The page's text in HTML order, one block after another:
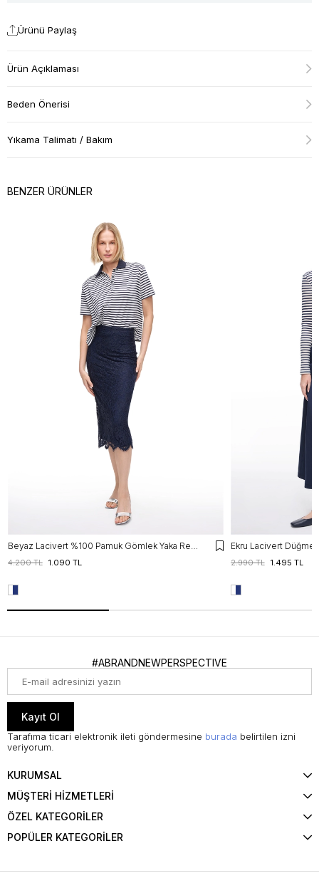
Ürünü Paylaş
Ürün Açıklaması
Beden Önerisi
Yıkama Talimatı / Bakım
BENZER ÜRÜNLER
Beyaz Lacivert %100 Pamuk Gömlek Yaka Regular Fit Tişört
1.090 TL
4.200 TL 1.495 TL
2.990 TL
#ABRANDNEWPERSPECTIVE
Kayıt Ol
Tarafıma ticari elektronik ileti göndermesine burada belirtilen izni
veriyorum.
KURUMSAL
MÜŞTERİ HİZMETLERİ
ÖZEL KATEGORİLER
POPÜLER KATEGORİLER